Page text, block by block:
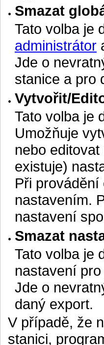
Smazat
Tato volba je
administrátor
Jde o
stanice a pro
Vytvořit/
Tato volba je
Umožňuje
nebo
existuje)
Při
nastavením.
nastavení
Smazat
Tato volba je
nastavení
Jde o
daný export.
V případě, že
stanici,